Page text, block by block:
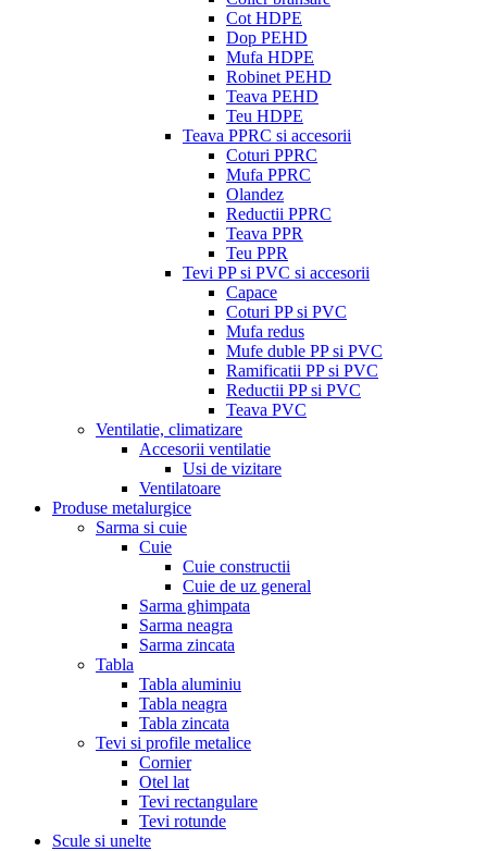
Cot HDPE
Dop PEHD
Mufa HDPE
Robinet PEHD
Teava PEHD
Teu HDPE
Teava PPRC si accesorii
Coturi PPRC
Mufa PPRC
Olandez
Reductii PPRC
Teava PPR
Teu PPR
Tevi PP si PVC si accesorii
Capace
Coturi PP si PVC
Mufa redus
Mufe duble PP si PVC
Ramificatii PP si PVC
Reductii PP si PVC
Teava PVC
Ventilatie, climatizare
Accesorii ventilatie
Usi de vizitare
Ventilatoare
Produse metalurgice
Sarma si cuie
Cuie
Cuie constructii
Cuie de uz general
Sarma ghimpata
Sarma neagra
Sarma zincata
Tabla
Tabla aluminiu
Tabla neagra
Tabla zincata
Tevi si profile metalice
Cornier
Otel lat
Tevi rectangulare
Tevi rotunde
Scule si unelte